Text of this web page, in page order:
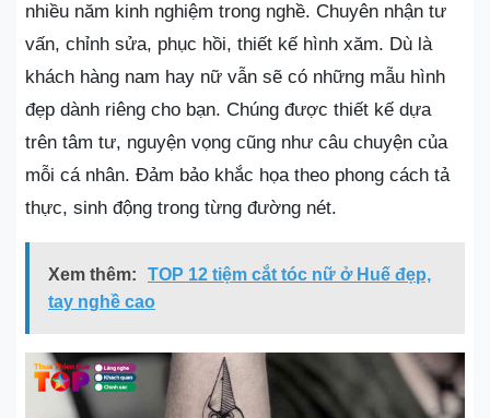
nhiều năm kinh nghiệm trong nghề. Chuyên nhận tư
vấn, chỉnh sửa, phục hồi, thiết kế hình xăm. Dù là
khách hàng nam hay nữ vẫn sẽ có những mẫu hình
đẹp dành riêng cho bạn. Chúng được thiết kế dựa
trên tâm tư, nguyện vọng cũng như câu chuyện của
mỗi cá nhân. Đảm bảo khắc họa theo phong cách tả
thực, sinh động trong từng đường nét.
Xem thêm:
TOP 12 tiệm cắt tóc nữ ở Huế đẹp,
tay nghề cao